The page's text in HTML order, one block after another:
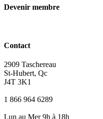
Devenir membre
Contact
2909 Taschereau
St-Hubert, Qc
J4T 3K1
1 866 964 6289
Lun au Mer 9h à 18h